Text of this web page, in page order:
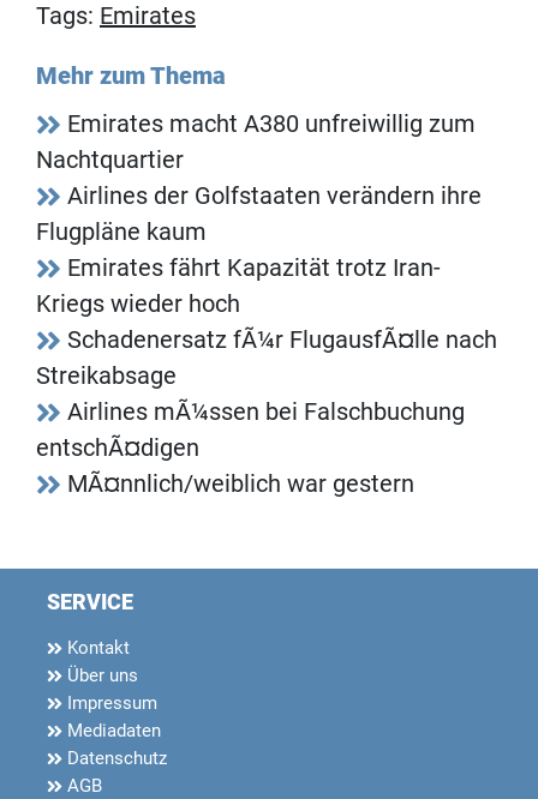
Tags: Emirates
Mehr zum Thema
Emirates macht A380 unfreiwillig zum
Nachtquartier
Airlines der Golfstaaten verändern ihre
Flugpläne kaum
Emirates fährt Kapazität trotz Iran-
Kriegs wieder hoch
Schadenersatz fÃ¼r FlugausfÃ¤lle nach
Streikabsage
Airlines mÃ¼ssen bei Falschbuchung
entschÃ¤digen
MÃ¤nnlich/weiblich war gestern
SERVICE
Kontakt
Über uns
Impressum
Mediadaten
Datenschutz
AGB